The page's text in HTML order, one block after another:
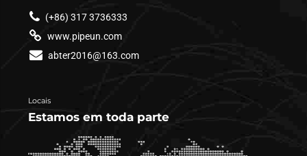
(+86) 317 3736333
www.pipeun.com
abter2016@163.com
Locais
Estamos em toda parte